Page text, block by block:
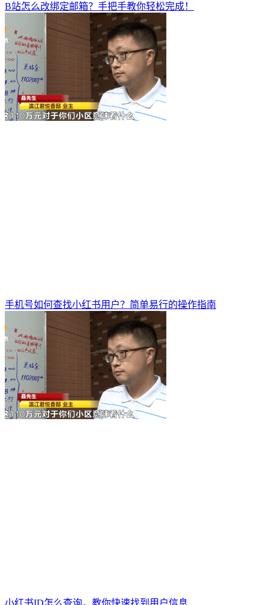
B站怎么改绑定邮箱？手把手教你轻松完成！
手机号如何查找小红书用户？简单易行的操作指南
小红书ID怎么查询，教你快速找到用户信息